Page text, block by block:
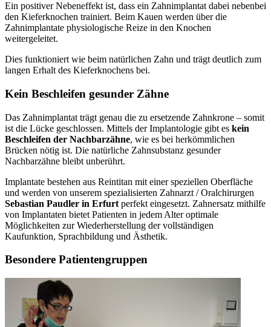
Ein positiver Nebeneffekt ist, dass ein Zahnimplantat dabei nebenbei
den Kieferknochen trainiert. Beim Kauen werden über die
Zahnimplantate physiologische Reize in den Knochen
weitergeleitet.
Dies funktioniert wie beim natürlichen Zahn und trägt deutlich zum
langen Erhalt des Kieferknochens bei.
Kein Beschleifen gesunder Zähne
Das Zahnimplantat trägt genau die zu ersetzende Zahnkrone – somit
ist die Lücke geschlossen. Mittels der Implantologie gibt es kein
Beschleifen der Nachbarzähne, wie es bei herkömmlichen
Brücken nötig ist. Die natürliche Zahnsubstanz gesunder
Nachbarzähne bleibt unberührt.
Implantate bestehen aus Reintitan mit einer speziellen Oberfläche
und werden von unserem spezialisierten Zahnarzt / Oralchirurgen
Sebastian Paudler in Erfurt perfekt eingesetzt. Zahnersatz mithilfe
von Implantaten bietet Patienten in jedem Alter optimale
Möglichkeiten zur Wiederherstellung der vollständigen
Kaufunktion, Sprachbildung und Ästhetik.
Besondere Patientengruppen